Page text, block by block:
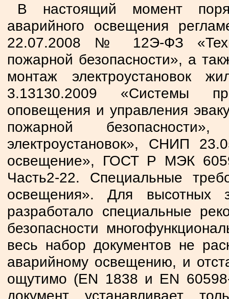
В настоящий момент
аварийного освещения
22.07.2008 № 12Э-ФЗ
пожарной безопасности», а
монтаж электроустановок
3.13130.2009 «Системы
оповещения и управления
пожарной
электроустановок», СНИП
освещение», ГОСТ Р МЭК
Часть2-22. Специальные
освещения». Для
разработало специальные
безопасности
весь набор документов не
аварийному освещению, и
ощутимо (EN 1838 и EN
документ устанавливает